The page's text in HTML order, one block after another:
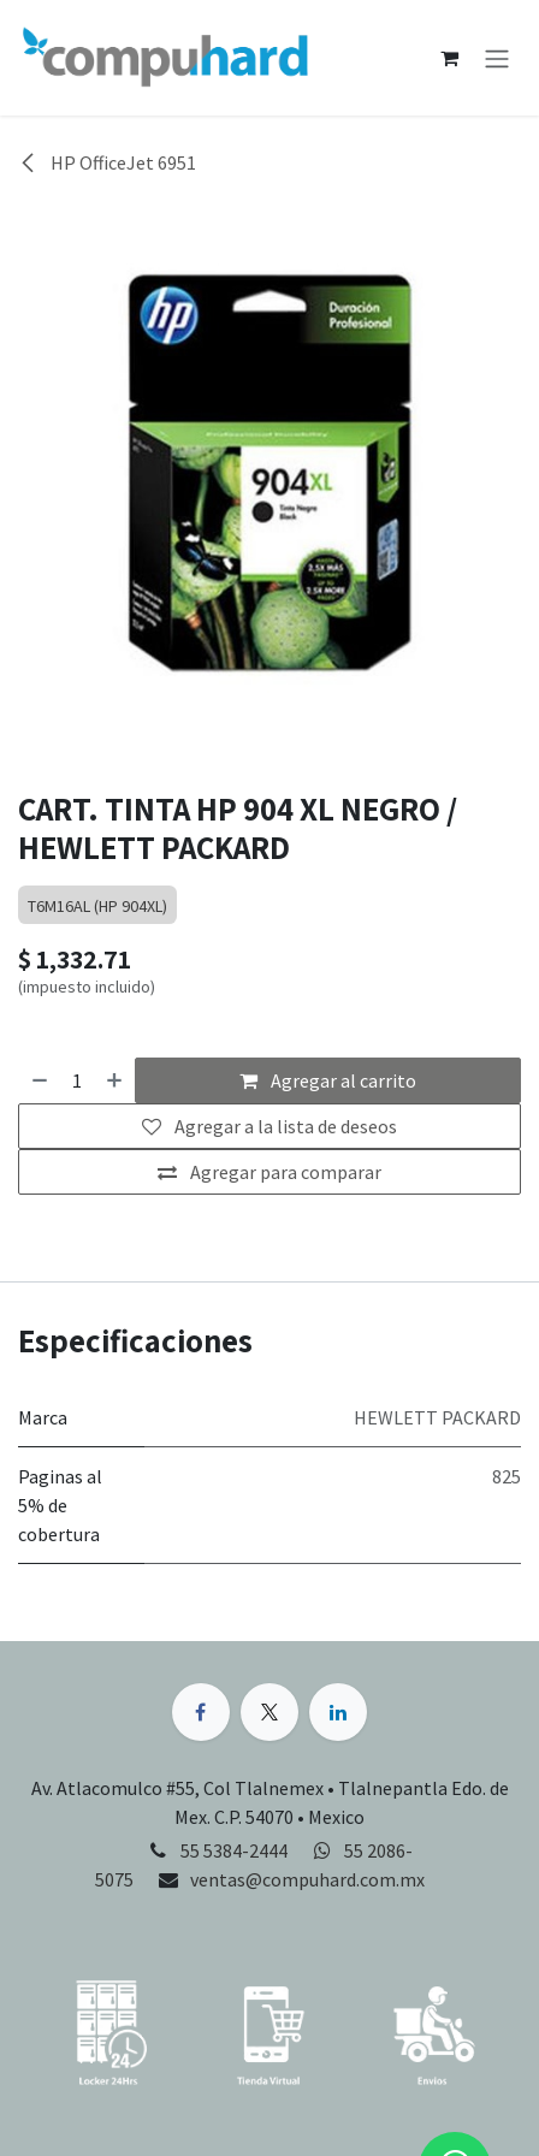
HP OfficeJet 6951
CART. TINTA HP 904 XL NEGRO /
HEWLETT PACKARD
T6M16AL (HP 904XL)
$ 1,332.71
(impuesto incluido)
Agregar al carrito
Agregar para comparar
Agregar a la lista de deseos
Especificaciones
Marca HEWLETT PACKARD
Paginas al
5% de
cobertura
825
Av. Atlacomulco #55, Col Tlalnemex • Tlalnepantla Edo. de
Mex. C.P. 54070 • Mexico
55 5384-2444
55 2086-
5075
ventas@compuhard.com.mx